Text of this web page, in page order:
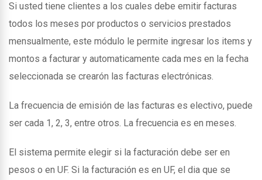
Si usted tiene clientes a los cuales debe emitir facturas
todos los meses por productos o servicios prestados
mensualmente, este módulo le permite ingresar los items y
montos a facturar y automaticamente cada mes en la fecha
seleccionada se crearón las facturas electrónicas.
La frecuencia de emisión de las facturas es electivo, puede
ser cada 1, 2, 3, entre otros. La frecuencia es en meses.
El sistema permite elegir si la facturación debe ser en
pesos o en UF. Si la facturación es en UF, el dia que se